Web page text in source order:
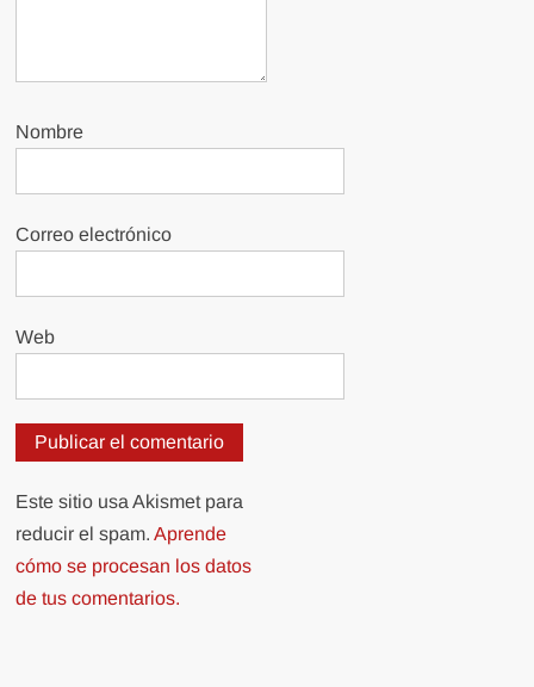
Nombre
Correo electrónico
Web
Este sitio usa Akismet para
reducir el spam.Aprende
cómo se procesan los datos
de tus comentarios.